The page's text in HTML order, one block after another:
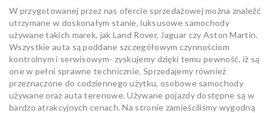
W przygotowanej przez nas ofercie sprzedażowej można znaleźć
utrzymane w doskonałym stanie, luksusowe samochody
używane takich marek, jak Land Rover, Jaguar czy Aston Martin.
Wszystkie auta są poddane szczegółowym czynnościom
kontrolnym i serwisowym- zyskujemy dzięki temu pewność, iż są
one w pełni sprawne technicznie. Sprzedajemy również
przeznaczone do codziennego użytku, osobowe samochody
używane oraz auta terenowe. Używane pojazdy dostępne są w
bardzo atrakcyjnych cenach. Na stronie zamieściliśmy wygodną